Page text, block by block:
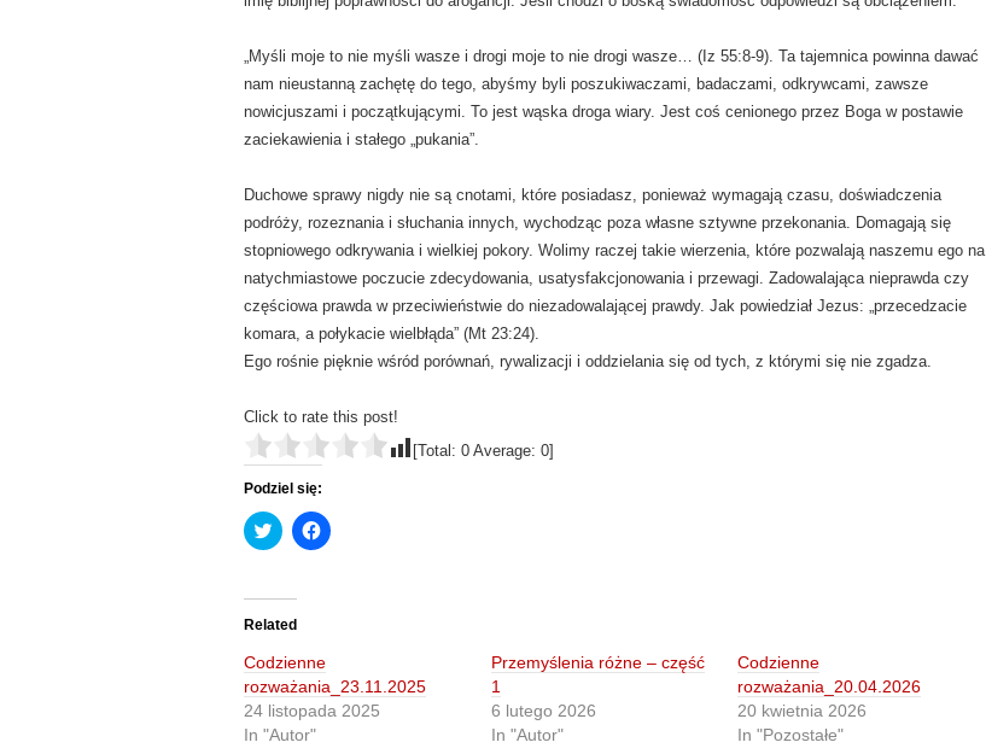
„Myśli moje to nie myśli wasze i drogi moje to nie drogi wasze… (Iz 55:8-9). Ta tajemnica powinna dawać
nam nieustanną zachętę do tego, abyśmy byli poszukiwaczami, badaczami, odkrywcami, zawsze
nowicjuszami i początkującymi. To jest wąska droga wiary. Jest coś cenionego przez Boga w postawie
zaciekawienia i stałego „pukania”.
Duchowe sprawy nigdy nie są cnotami, które posiadasz, ponieważ wymagają czasu, doświadczenia
podróży, rozeznania i słuchania innych, wychodząc poza własne sztywne przekonania. Domagają się
stopniowego odkrywania i wielkiej pokory. Wolimy raczej takie wierzenia, które pozwalają naszemu ego na
natychmiastowe poczucie zdecydowania, usatysfakcjonowania i przewagi. Zadowalająca nieprawda czy
częściowa prawda w przeciwieństwie do niezadowalającej prawdy. Jak powiedział Jezus: „przecedzacie
komara, a połykacie wielbłąda” (Mt 23:24).
Ego rośnie pięknie wśród porównań, rywalizacji i oddzielania się od tych, z którymi się nie zgadza.
Click to rate this post!
[Total: 0 Average: 0]
Podziel się:
C
l
t
o
s
a
r
e
o
n
T
C
l
a
r
e
o
Related
Codzienne
rozważania_23.11.2025
24 listopada 2025
In "Autor"
Przemyślenia różne – część
1
6 lutego 2026
In "Autor"
Codzienne
rozważania_20.04.2026
20 kwietnia 2026
In "Pozostałe"